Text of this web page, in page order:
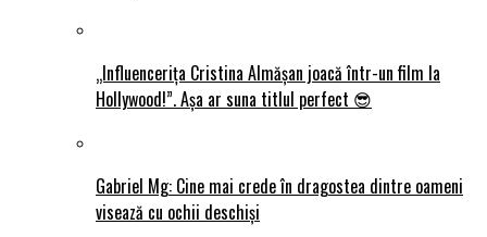
„Influencerița Cristina Almășan joacă într-un film la
Hollywood!”. Așa ar suna titlul perfect 😎
Gabriel Mg: Cine mai crede în dragostea dintre oameni
visează cu ochii deschiși